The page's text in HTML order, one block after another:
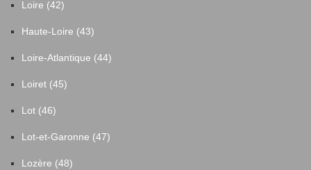
Loire (42)
Haute-Loire (43)
Loire-Atlantique (44)
Loiret (45)
Lot (46)
Lot-et-Garonne (47)
Lozère (48)